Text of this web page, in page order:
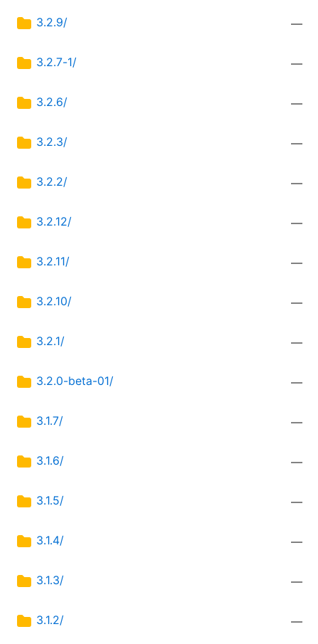
3.2.9/ —
3.2.7-1/ —
3.2.6/ —
3.2.3/ —
3.2.2/ —
3.2.12/ —
3.2.11/ —
3.2.10/ —
3.2.1/ —
3.2.0-beta-01/ —
3.1.7/ —
3.1.6/ —
3.1.5/ —
3.1.4/ —
3.1.3/ —
3.1.2/ —